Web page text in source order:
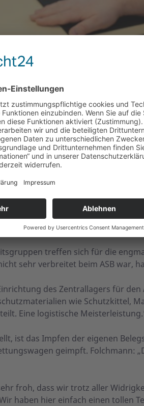
und einen Krisenstab
um den Kollegen aktuelle
auch die Zeit jetzt sind geprägt
immer betreffen – von der
der Verwaltung.
von Oberflächen und
müssen, so Folchmann.
entstehen, müssen ständig
es vor allem um die Corona-
treffen sich für die
sehr verbreitet beim ASB war,
des Zentrallagers für den
wie Schutzkittel,
Eine logistische
ist das Impfen der eigenen
geimpft. Folchmann:
froh, dass wir trotz aller
haben hier einfach einen tollen